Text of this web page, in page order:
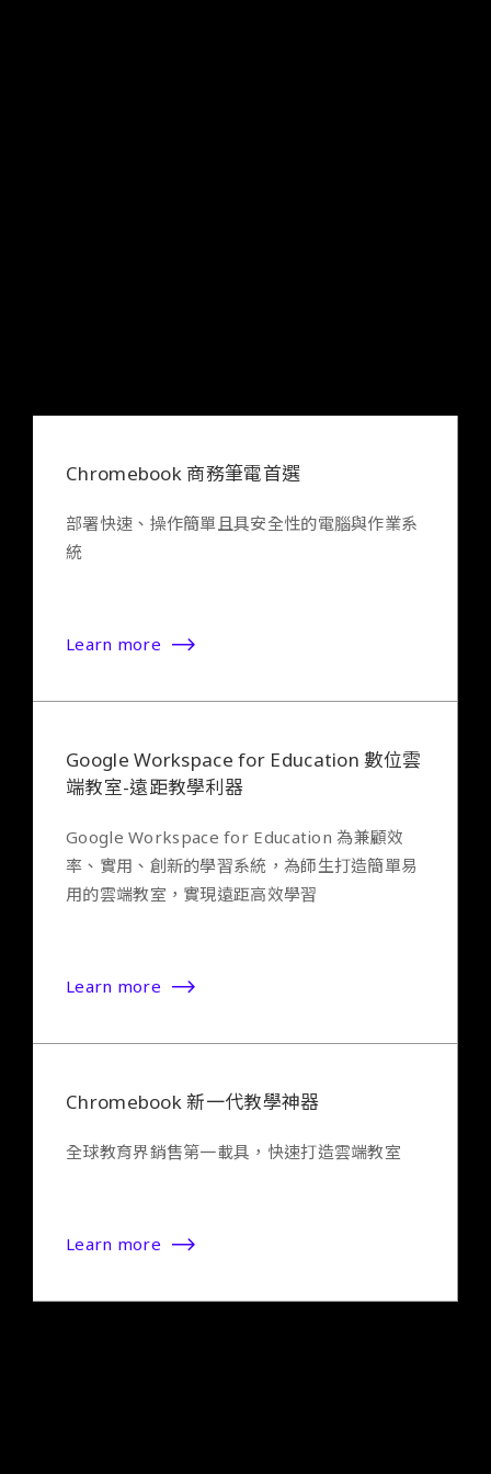
Chromebook 商務筆電首選
部署快速、操作簡單且具安全性的電腦與作業系
統
Learn more
Google Workspace for Education 數位雲
端教室-遠距教學利器
Google Workspace for Education 為兼顧效
率、實用、創新的學習系統，為師生打造簡單易
用的雲端教室，實現遠距高效學習
Learn more
Chromebook 新一代教學神器
全球教育界銷售第一載具，快速打造雲端教室
Learn more